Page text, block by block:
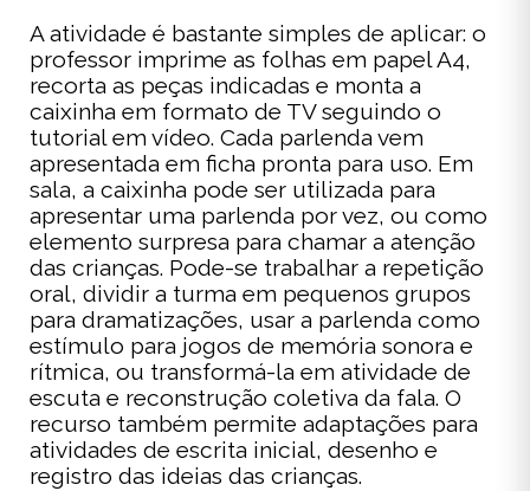
A atividade é bastante simples de aplicar: o
professor imprime as folhas em papel A4,
recorta as peças indicadas e monta a
caixinha em formato de TV seguindo o
tutorial em vídeo. Cada parlenda vem
apresentada em ficha pronta para uso. Em
sala, a caixinha pode ser utilizada para
apresentar uma parlenda por vez, ou como
elemento surpresa para chamar a atenção
das crianças. Pode-se trabalhar a repetição
oral, dividir a turma em pequenos grupos
para dramatizações, usar a parlenda como
estímulo para jogos de memória sonora e
rítmica, ou transformá-la em atividade de
escuta e reconstrução coletiva da fala. O
recurso também permite adaptações para
atividades de escrita inicial, desenho e
registro das ideias das crianças.